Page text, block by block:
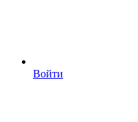
Войти